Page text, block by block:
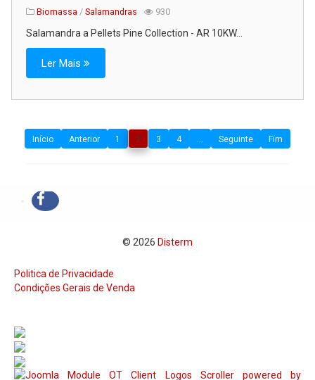
Biomassa/ Salamandras 930
Salamandra a Pellets Pine Collection - AR 10KW...
Ler Mais
Início Anterior 1 2 3 4 ... Seguinte Fim
© 2026 Disterm
Politica de Privacidade
Condições Gerais de Venda